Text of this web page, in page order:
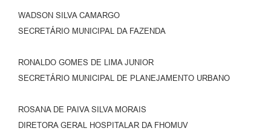
WADSON SILVA CAMARGO
SECRETÁRIO MUNICIPAL DA FAZENDA
RONALDO GOMES DE LIMA JUNIOR
SECRETÁRIO MUNICIPAL DE PLANEJAMENTO URBANO
ROSANA DE PAIVA SILVA MORAIS
DIRETORA GERAL HOSPITALAR DA FHOMUV